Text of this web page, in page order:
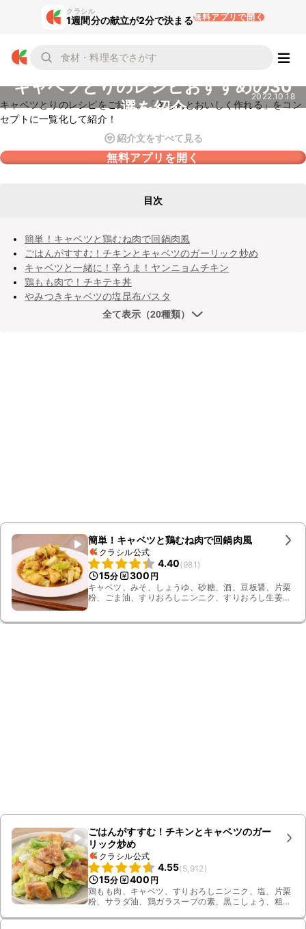
クラシル
1週間分の献立が2分で決まる無料アプリで開く
キャベツとりのレシピおすすめの30
選を紹介
2022.10.18
キャベツとりのレシピをご紹介。「きちんとおいしく作れる」をコン
セプトに一覧化して紹介！
紹介文をすべて見る
無料アプリを開く
目次
簡単！キャベツと鶏むね肉で回鍋肉風
ごはんがすすむ！チキンとキャベツのガーリック炒め
キャベツと一緒に！辛うま！ヤンニョムチキン
鶏もも肉で！チキテキ丼
やみつきキャベツの塩昆布パスタ
全て表示（20種類）
簡単！キャベツと鶏むね肉で回鍋肉風
クラシル公式
4.40(981 )
15分 300 円
キャベツ、みそ、しょうゆ、砂糖、酒、豆板醤、片栗
粉、ごま油、すりおろしニンニク、すりおろし生姜、
ごはんがすすむ！チキンとキャベツのガー
リック炒め
クラシル公式
4.55(5,912 )
15分 400 円
鶏もも肉、キャベツ、すりおろしニンニク、塩、片栗
粉、サラダ油、鶏ガラスープの素、黒こしょう、粗挽